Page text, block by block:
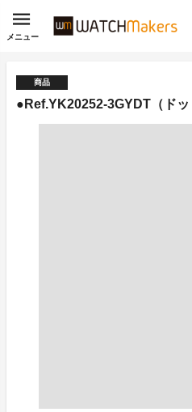
メニュー
商品
●Ref.YK20252-3GYDT（ド